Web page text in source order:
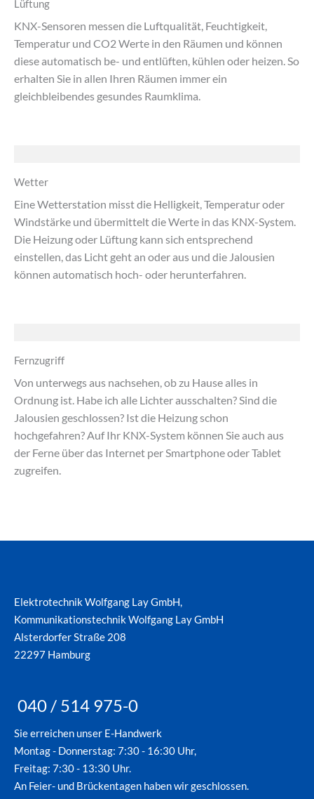
Lüftung
KNX-Sensoren messen die Luftqualität, Feuchtigkeit,
Temperatur und CO2 Werte in den Räumen und können
diese automatisch be- und entlüften, kühlen oder heizen. So
erhalten Sie in allen Ihren Räumen immer ein
gleichbleibendes gesundes Raumklima.
Wetter
Eine Wetterstation misst die Helligkeit, Temperatur oder
Windstärke und übermittelt die Werte in das KNX-System.
Die Heizung oder Lüftung kann sich entsprechend
einstellen, das Licht geht an oder aus und die Jalousien
können automatisch hoch- oder herunterfahren.
Fernzugriff
Von unterwegs aus nachsehen, ob zu Hause alles in
Ordnung ist. Habe ich alle Lichter ausschalten? Sind die
Jalousien geschlossen? Ist die Heizung schon
hochgefahren? Auf Ihr KNX-System können Sie auch aus
der Ferne über das Internet per Smartphone oder Tablet
zugreifen.
Elektrotechnik Wolfgang Lay GmbH,
Kommunikationstechnik Wolfgang Lay GmbH
Alsterdorfer Straße 208
22297 Hamburg
040 / 514 975-0
Sie erreichen unser E-Handwerk
Montag - Donnerstag: 7:30 - 16:30 Uhr,
Freitag: 7:30 - 13:30 Uhr.
An Feier- und Brückentagen haben wir geschlossen.